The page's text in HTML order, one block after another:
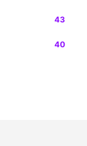
43
40